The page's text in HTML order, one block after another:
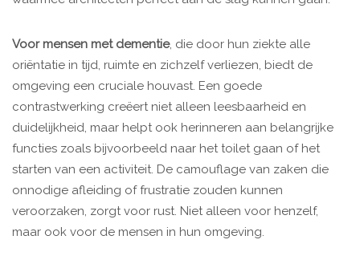
Voor mensen met dementie, die door hun ziekte alle
oriëntatie in tijd, ruimte en zichzelf verliezen, biedt de
omgeving een cruciale houvast. Een goede
contrastwerking creëert niet alleen leesbaarheid en
duidelijkheid, maar helpt ook herinneren aan belangrijke
functies zoals bijvoorbeeld naar het toilet gaan of het
starten van een activiteit. De camouflage van zaken die
onnodige afleiding of frustratie zouden kunnen
veroorzaken, zorgt voor rust. Niet alleen voor henzelf,
maar ook voor de mensen in hun omgeving.